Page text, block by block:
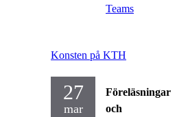
Teams
Konsten på KTH
27
mar
Föreläsningar
och